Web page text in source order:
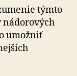
týmto
nádorových
umožniť